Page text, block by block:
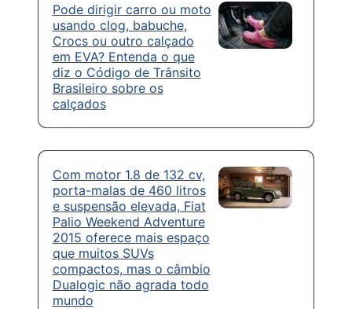
Pode dirigir carro ou moto
usando clog, babuche,
Crocs ou outro calçado
em EVA? Entenda o que
diz o Código de Trânsito
Brasileiro sobre os
calçados
Com motor 1.8 de 132 cv,
porta-malas de 460 litros
e suspensão elevada, Fiat
Palio Weekend Adventure
2015 oferece mais espaço
que muitos SUVs
compactos, mas o câmbio
Dualogic não agrada todo
mundo